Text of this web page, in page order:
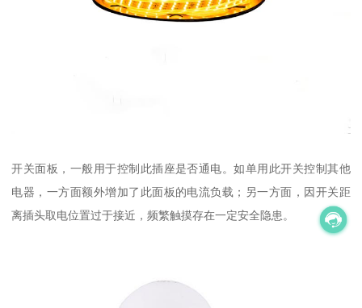
开关面板，一般用于控制此插座是否通电。如单用此开关控制其他
电器，一方面额外增加了此面板的电流负载；另一方面，因开关距
离插头取电位置过于接近，频繁触摸存在一定安全隐患。